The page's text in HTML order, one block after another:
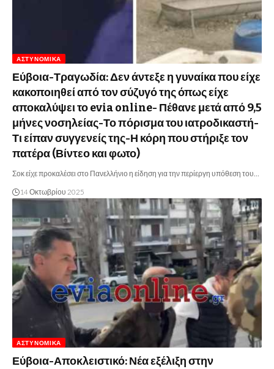
ΑΣΤΥΝΟΜΙΚΆ
Εύβοια-Τραγωδία: Δεν άντεξε η γυναίκα που είχε
κακοποιηθεί από τον σύζυγό της όπως είχε
αποκαλύψει το evia online- Πέθανε μετά από 9,5
μήνες νοσηλείας-Το πόρισμα του ιατροδικαστή-
Τι είπαν συγγενείς της-Η κόρη που στήριξε τον
πατέρα (Βίντεο και φωτο)
Σοκ είχε προκαλέσει στο Πανελλήνιο η είδηση για την περίεργη υπόθεση του…
14 Οκτωβρίου 2025
ΑΣΤΥΝΟΜΙΚΆ
Εύβοια-Αποκλειστικό: Νέα εξέλιξη στην